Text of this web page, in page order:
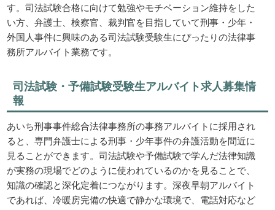
す。司法試験合格に向けて勉強やモチベーション維持をした
い方、弁護士、検察官、裁判官を目指していて刑事・少年・
外国人事件に興味のある司法試験受験生にぴったりの法律事
務所アルバイト業務です。
司法試験・予備試験受験生アルバイト求人募集情
報
あいち刑事事件総合法律事務所の事務アルバイトに採用され
ると、専門弁護士による刑事・少年事件の弁護活動を間近に
見ることができます。司法試験や予備試験で学んだ法律知識
が実務の現場でどのように使われているのかを見ることで、
知識の確認と深化定着につながります。深夜早朝アルバイト
であれば、冷暖房完備の快適で静かな環境で、電話対応など